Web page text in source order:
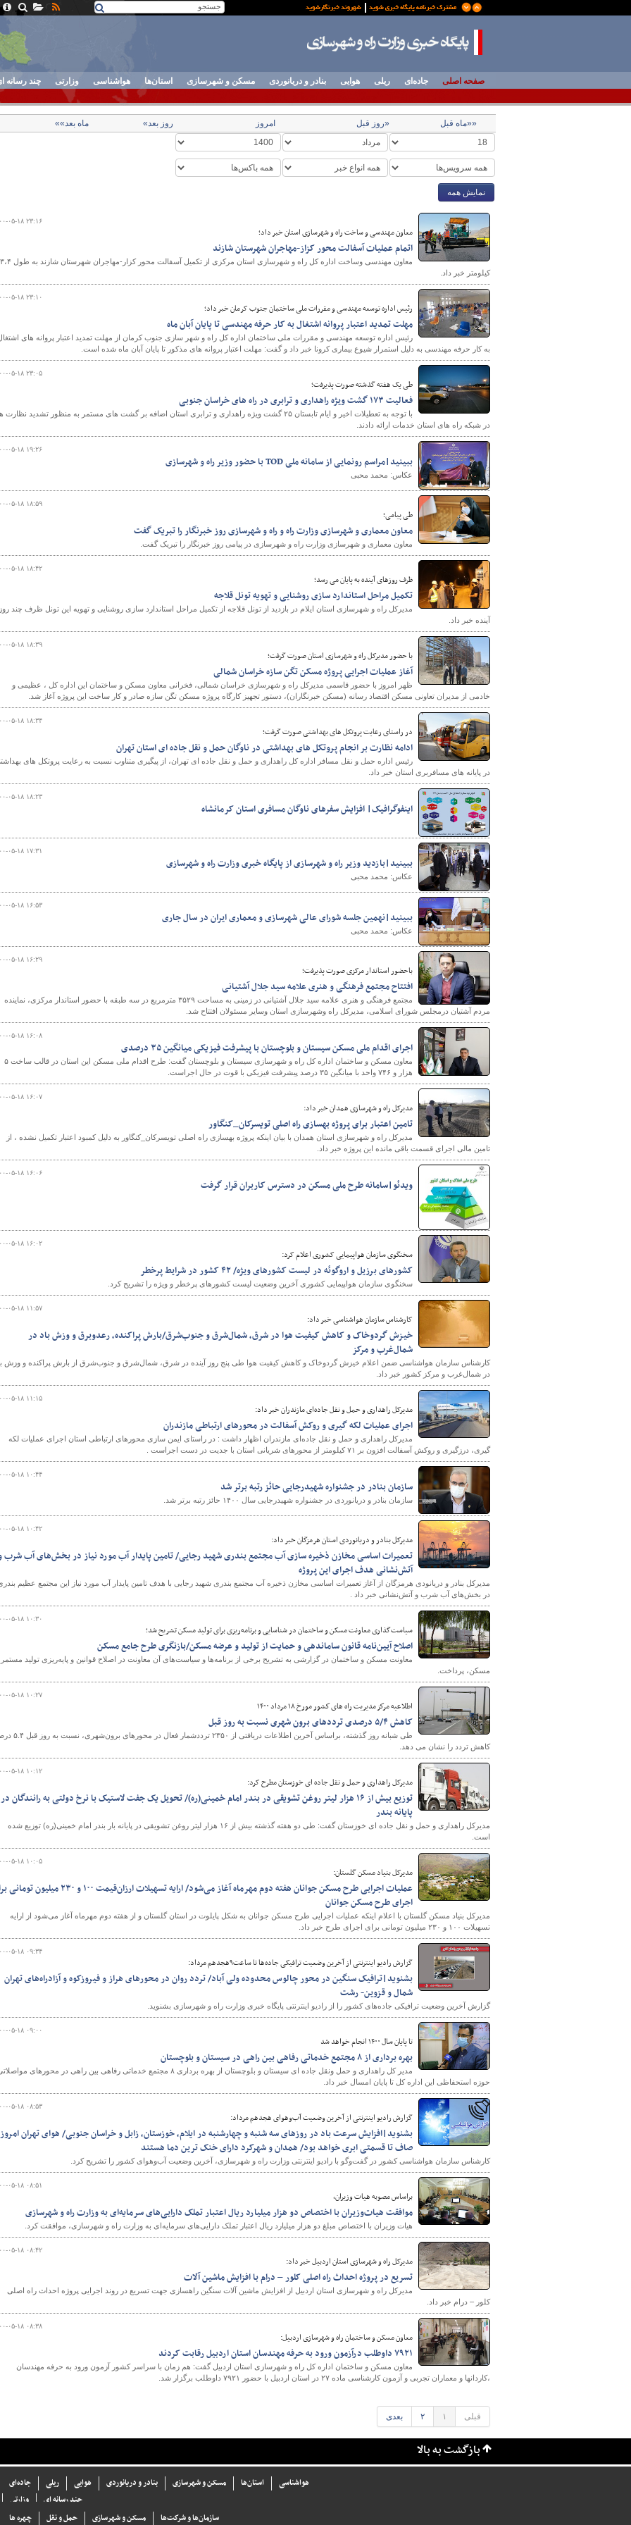
پایگاه خبری وزارت راه و
شهرسازی
صفحه اصلی جاده‌ای ریلی هوایی بنادر و دریانوردی مسکن و شهرسازی استان‌ها هواشناسی وزارتی چند رسانه
««ماه قبل «روز قبل امروز روز بعد» ماه بعد»»
نمایش همه
۱۴۰۰-۰۵-۱۸
معاون مهندسی و ساخت راه و شهرسازی استان خبر داد؛
اتمام عملیات آسفالت محور کزاز-مهاجران شهرستان شازند
معاون مهندسی وساخت اداره کل راه و شهرسازی استان مرکزی از تکمیل آسفالت محور کزار-مهاجران شهرستان شازند به طول ۳،۴
کیلومتر خبر داد.
۱۴۰۰-۰۵-۱۸
رئیس اداره توسعه مهندسی و مقررات ملی ساختمان جنوب کرمان خبر داد؛
مهلت تمدید اعتبار پروانه اشتغال به کار حرفه مهندسی تا پایان آبان ماه
رئیس اداره توسعه مهندسی و مقررات ملی ساختمان اداره کل راه و شهر سازی جنوب کرمان از مهلت تمدید اعتبار پروانه های
به کار حرفه مهندسی به دلیل استمرار شیوع بیماری کرونا خبر داد و گفت: مهلت اعتبار پروانه های مذکور تا پایان آبان ماه شده است.
۱۴۰۰-۰۵-۱۸
طی یک هفته گذشته صورت پذیرفت؛
فعالیت ۱۷۳ گشت ویژه راهداری و ترابری در راه های خراسان جنوبی
با توجه به تعطیلات اخیر و ایام تابستان ۲۵ گشت ویژه راهداری و ترابری استان اضافه بر گشت های مستمر به منظور تشدید نظارت
در شبکه راه های استان خدمات ارائه دادند.
۱۴۰۰-۰۵-۱۸
ببینید|مراسم رونمایی از سامانه ملی TOD با حضور وزیر راه و شهرسازی
عکاس: محمد محبی
۱۴۰۰-۰۵-۱۸
طی پیامی؛
معاون معماری و شهرسازی وزارت راه و راه و شهرسازی روز خبرنگار را تبریک گفت
معاون معماری و شهرسازی وزارت راه و شهرسازی در پیامی روز خبرنگار را تبریک گفت.
۱۴۰۰-۰۵-۱۸
ظرف روزهای آینده به پایان می رسد؛
تکمیل مراحل استاندارد سازی روشنایی و تهویه تونل قلاجه
مدیرکل راه و شهرسازی استان ایلام در بازدید از تونل قلاجه از تکمیل مراحل استاندارد سازی روشنایی و تهویه این تونل ظرف چند روز
آینده خبر داد.
۱۴۰۰-۰۵-۱۸
با حضور مدیرکل راه و شهرسازی استان صورت گرفت؛
آغاز عملیات اجرایی پروژه مسکن تگن سازه خراسان شمالی
ظهر امروز با حضور قاسمی مدیرکل راه و شهرسازی خراسان شمالی، فخرانی معاون مسکن و ساختمان این اداره کل ، عظیمی و
خادمی از مدیران تعاونی مسکن اقتصاد رسانه (مسکن خبرنگاران)، دستور تجهیز کارگاه پروژه مسکن تگن سازه صادر و کار ساخت این پروژه آغاز شد.
۱۴۰۰-۰۵-۱۸
در راستای رعایت پروتکل های بهداشتی صورت گرفت؛
ادامه نظارت بر انجام پروتکل های بهداشتی در ناوگان حمل و نقل جاده ای استان تهران
رئیس اداره حمل و نقل مسافر اداره کل راهداری و حمل و نقل جاده ای تهران، از پیگیری متناوب نسبت به رعایت پروتکل های
در پایانه های مسافربری استان خبر داد.
۱۴۰۰-۰۵-۱۸
اینفوگرافیک| افزایش سفرهای ناوگان مسافری استان کرمانشاه
۱۴۰۰-۰۵-۱۸
ببینید|بازدید وزیر راه و شهرسازی از پایگاه خبری وزارت راه و شهرسازی
عکاس: محمد محبی
۱۴۰۰-۰۵-۱۸
ببینید|نهمین جلسه شورای عالی شهرسازی و معماری ایران در سال جاری
عکاس: محمد محبی
۱۴۰۰-۰۵-۱۸
باحضور استاندار مرکزی صورت پذیرفت؛
افتتاح مجتمع فرهنگی و هنری علامه سید جلال آشتیانی
مجتمع فرهنگی و هنری علامه سید جلال آشتیانی در زمینی به مساحت ۳۵۲۹ مترمربع در سه طبقه با حضور استاندار مرکزی، نماینده
مردم آشتیان درمجلس شورای اسلامی، مدیرکل راه وشهرسازی استان وسایر مسئولان افتتاح شد.
۱۴۰۰-۰۵-۱۸
اجرای اقدام ملی مسکن سیستان و بلوچستان با پیشرفت فیزیکی میانگین ۳۵ درصدی
معاون مسکن و ساختمان اداره کل راه و شهرسازی سیستان و بلوچستان گفت: طرح اقدام ملی مسکن این استان در قالب ساخت ۵
هزار و ۷۴۶ واحد با میانگین ۳۵ درصد پیشرفت فیزیکی با قوت در حال اجراست.
۱۴۰۰-۰۵-۱۸
مدیرکل راه و شهرسازی همدان خبر داد:
تامین اعتبار برای پروژه بهسازی راه اصلی تویسرکان_کنگاور
مدیرکل راه و شهرسازی استان همدان با بیان اینکه پروژه بهسازی راه اصلی تویسرکان_کنگاور به دلیل کمبود اعتبار تکمیل نشده ، از
تامین مالی اجرای قسمت باقی مانده این پروژه خبر داد.
۱۴۰۰-۰۵-۱۸
ویدئو|سامانه طرح ملی مسکن در دسترس کاربران قرار گرفت
۱۴۰۰-۰۵-۱۸
سخنگوی سازمان هواپيمايی کشوری اعلام کرد:
کشورهای برزيل و اروگوئه در ليست کشورهای ويژه/ ۴۲ کشور در شرايط پرخطر
سخنگوی سازمان هواپيمايی کشوری آخرين وضعيت ليست کشورهای پرخطر و ويژه را تشريح كرد.
۱۴۰۰-۰۵-۱۸
کارشناس سازمان هواشناسی خبر داد:
خیزش گردوخاک و کاهش کیفیت هوا در شرق، شمال‌شرق و جنوب‌شرق/بارش پراکنده، رعدوبرق و وزش باد در
شمال‌غرب و مرکز
کارشناس سازمان هواشناسی ضمن اعلام خیزش گردوخاک و کاهش کیفیت هوا طی پنج روز آینده در شرق، شمال‌شرق و جنوب‌شرق از بارش پراکنده و وزش
در شمال‌غرب و مرکز کشور خبر داد.
۱۴۰۰-۰۵-۱۸
مدیرکل راهداری و حمل و نقل جاده‌ای مازندران خبر داد:
اجرای عملیات لکه گیری و روکش آسفالت در محورهای ارتباطی مازندران
مدیرکل راهداری و حمل و نقل جاده‌ای مازندران اظهار داشت : در راستای ایمن سازی محورهای ارتباطی استان اجرای عملیات لکه
گیری، درزگیری و روکش آسفالت افزون بر ۷۱ کیلومتر از محور‌های شریانی استان با جدیت در دست اجراست .
۱۴۰۰-۰۵-۱۸
سازمان بنادر در جشنواره شهیدرجایی حائز رتبه برتر شد
سازمان بنادر و دریانوردی در جشنواره شهیدرجایی سال ۱۴۰۰ حائز رتبه برتر شد.
۱۴۰۰-۰۵-۱۸
مدیرکل بنادر و دریانوردی استان هرمزگان خبر داد:
تعمیرات اساسی مخازن ذخیره سازی آب مجتمع بندری شهید رجایی/ تامین پایدار آب مورد نیاز در بخش‌های آب شرب
آتش‌نشانی هدف اجرای این پروژه
مدیرکل بنادر و دریانودی هرمزگان از آغاز تعمیرات اساسی مخازن ذخیره آب مجتمع بندری شهید رجایی با هدف تامین پایدار آب مورد نیاز این مجتمع عظیم
در بخش‌های آب شرب و آتش‌نشانی خبر داد .
۱۴۰۰-۰۵-۱۸
سیاست‌گذاری معاونت مسکن و ساختمان در شناسایی و برنامه‌ریزی برای تولید مسکن تشریح شد؛
اصلاح آیین‌نامه قانون ساماندهی و حمایت از تولید و عرضه مسکن/بازنگری طرح جامع مسکن
معاونت مسکن و ساختمان در گزارشی به تشریح برخی از برنامه‌ها و سیاست‌های آن معاونت در اصلاح قوانین و پایه‌ریزی تولید مستمر
مسکن، پرداخت.
۱۴۰۰-۰۵-۱۸
اطلاعيه مركز مديريت راه های كشور مورخ ۱۸ مرداد ۱۴۰۰
کاهش ۵/۴ درصدی ترددهای برون شهری نسبت به روز قبل
طی شبانه ‌روز گذشته، براساس آخرين اطلاعات دريافتی از ۲۳۵۰ ترددشمار فعال
کاهش تردد را نشان می دهد.
۱۴۰۰-۰۵-۱۸
مدیرکل راهداری و حمل و نقل جاده ای خوزستان مطرح کرد:
توزیع بیش از ۱۶ هزار لیتر روغن تشویقی در بندر امام خمینی(ره)/ تحویل یک جفت لاستیک با نرخ دولتی به رانندگان در
پایانه بندر
مدیرکل راهداری و حمل و نقل جاده ای خوزستان گفت: طی دو هفته گذشته بیش از ۱۶ هزار لیتر روغن تشویقی در پایانه بار بندر امام خمینی(ره) توزیع شده
است.
۱۴۰۰-۰۵-۱۸
مدیرکل بنیاد مسکن گلستان:
عملیات اجرایی طرح مسکن جوانان هفته دوم مهرماه آغاز می‌شود/ ارایه تسهیلات ارزان‌قیمت ۱۰۰ و ۲۳۰
اجرای طرح مسکن جوانان
مدیرکل بنیاد مسکن گلستان با اعلام اینکه عملیات اجرایی طرح مسکن جوانان به شکل پایلوت در استان گلستان و از هفته دوم مهرماه آغاز می‌شود از ارایه
تسهیلات ۱۰۰ و ۲۳۰ میلیون تومانی برای اجرای طرح خبر داد.
۱۴۰۰-۰۵-۱۸
گزارش رادیو اینترنتی از آخرین وضعیت ترافیکی جاده‌ها تا ساعت۹هجدهم مرداد:
بشنوید|ترافیک سنگین در محور چالوس محدوده ولی آباد/ تردد روان در محورهای هراز و فیروزکوه و آزادراه‌های تهران
شمال و قزوین- رشت
گزارش آخرین وضعیت ترافیکی جاده‌های کشور را از رادیو اینترنتی پایگاه خبری وزارت راه و شهرسازی بشنوید.
۱۴۰۰-۰۵-۱۸
تا پایان سال ۱۴۰۰ انجام خواهد شد
بهره برداری از ۸ مجتمع خدماتی رفاهی بین راهی در سیستان و بلوچستان
مدیر کل راهداری و حمل ونقل جاده ای سیستان و بلوچستان از بهره برداری ۸ مجتمع خدماتی رفاهی بین راهی در محورهای
حوزه استحفاظی این اداره کل تا پایان امسال خبر داد.
۱۴۰۰-۰۵-۱۸
گزارش رادیو اینترنتی از آخرین وضعیت آب‌‌و‌‌‌هوای هجدهم مرداد:
بشنوید|افزایش سرعت باد در روزهای سه شنبه و چهارشنبه در ایلام، خوزستان، زابل و خراسان جنوبی/ هوای تهران امروز
صاف تا قسمتی ابری خواهد بود/ همدان و شهرکرد دارای خنک ترین دما هستند
کارشناس سازمان هواشناسی کشور در گفت‌وگو با رادیو اینترنتی وزارت راه و شهرسازی، آخرین وضعیت آب‌و‌هوای کشور را تشریح کرد.
۱۴۰۰-۰۵-۱۸
براساس مصوبه هیات وزیران،
موافقت هیات‌وزیران با اختصاص دو هزار میلیارد ریال اعتبار تملک دارایی‌های سرمایه‌ای به وزارت راه و شهرسازی
هیات وزیران با اختصاص مبلغ دو هزار میلیارد ریال اعتبار تملک دارایی‌های سرمایه‌ای به وزارت راه و شهرسازی، موافقت کرد.
۱۴۰۰-۰۵-۱۸
مدیرکل راه و شهرسازی استان اردبیل خبر داد:
تسریع در پروژه احداث راه اصلی کلور – درام با افزایش ماشین آلات
مدیرکل راه و شهرسازی استان اردبیل از افزایش ماشین آلات سنگین راهسازی جهت تسریع در روند اجرایی پروژه احداث راه اصلی
کلور – درام خبر داد.
۱۴۰۰-۰۵-۱۸
معاون مسکن و ساختمان راه و شهرسازی اردبیل:
۷۹۲۱ داوطلب درآزمون ورود به حرفه مهندسان استان اردبیل رقابت کردند
معاون مسکن و ساختمان اداره کل راه و شهرسازی استان اردبیل گفت: هم زمان با سراسر کشور آزمون ورود به حرفه مهندسان
،کاردانها و معماران تجربی و آزمون کارشناسی ماده ۲۷ در استان اردبیل با حضور ۷۹۲۱ داوطلب برگزار شد.
قبلی ۱ ۲ بعدی
بازگشت به بالا
جاده‌ای ریلی هوایی بنادر و دریانوردی مسکن و شهرسازی استان‌ها
هواشناسی
وزارتی
چند رسانه ای
چهره ها حمل و نقل مسکن و شهرسازی سازما‌ن‌ها و شركت‌ها